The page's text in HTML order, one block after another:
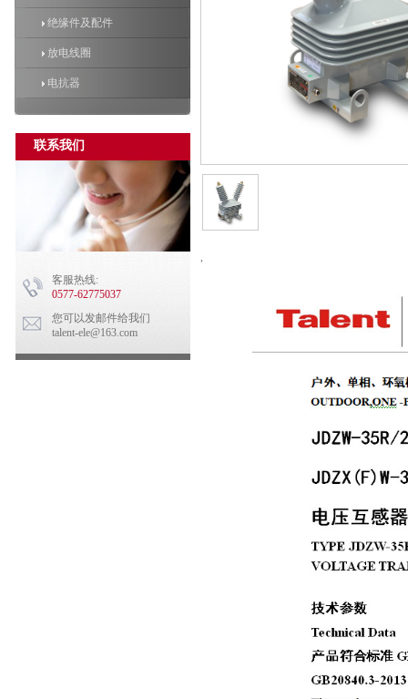
绝缘件及配件
放电线圈
电抗器
联系我们
客服热线:
0577-62775037
您可以发邮件给我们
talent-ele@163.com
,